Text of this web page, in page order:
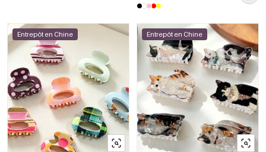
Entrepôt en Chine Entrepôt en Chine